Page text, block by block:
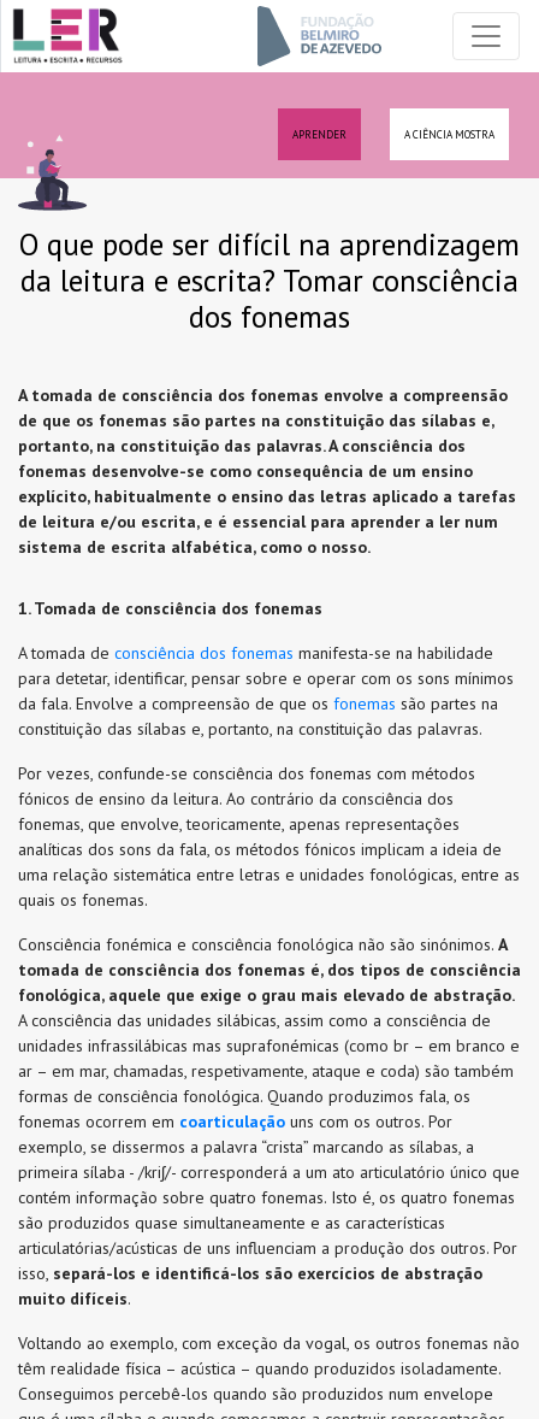
APRENDER A CIÊNCIA MOSTRA
O que pode ser difícil na aprendizagem
da leitura e escrita? Tomar consciência
dos fonemas
A tomada de consciência dos fonemas envolve a compreensão
de que os fonemas são partes na constituição das sílabas e,
portanto, na constituição das palavras. A consciência dos
fonemas desenvolve-se como consequência de um ensino
explícito, habitualmente o ensino das letras aplicado a tarefas
de leitura e/ou escrita, e é essencial para aprender a ler num
sistema de escrita alfabética, como o nosso.
1. Tomada de consciência dos fonemas
A tomada de consciência dos fonemas manifesta-se na habilidade
para detetar, identificar, pensar sobre e operar com os sons mínimos
da fala. Envolve a compreensão de que os fonemas são partes na
constituição das sílabas e, portanto, na constituição das palavras.
Por vezes, confunde-se consciência dos fonemas com métodos
fónicos de ensino da leitura. Ao contrário da consciência dos
fonemas, que envolve, teoricamente, apenas representações
analíticas dos sons da fala, os métodos fónicos implicam a ideia de
uma relação sistemática entre letras e unidades fonológicas, entre as
quais os fonemas.
Consciência fonémica e consciência fonológica não são sinónimos. A
tomada de consciência dos fonemas é, dos tipos de consciência
fonológica, aquele que exige o grau mais elevado de abstração.
A consciência das unidades silábicas, assim como a consciência de
unidades infrassilábicas mas suprafonémicas (como br – em branco e
ar – em mar, chamadas, respetivamente, ataque e coda) são também
formas de consciência fonológica. Quando produzimos fala, os
fonemas ocorrem em coarticulação uns com os outros. Por
exemplo, se dissermos a palavra “crista” marcando as sílabas, a
primeira sílaba - /kriʃ/- corresponderá a um ato articulatório único que
contém informação sobre quatro fonemas. Isto é, os quatro fonemas
são produzidos quase simultaneamente e as características
articulatórias/acústicas de uns influenciam a produção dos outros. Por
isso, separá-los e identificá-los são exercícios de abstração
muito difíceis.
Voltando ao exemplo, com exceção da vogal, os outros fonemas não
têm realidade física – acústica – quando produzidos isoladamente.
Conseguimos percebê-los quando são produzidos num envelope